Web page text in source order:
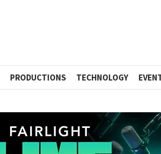
PRODUCTIONS TECHNOLOGY